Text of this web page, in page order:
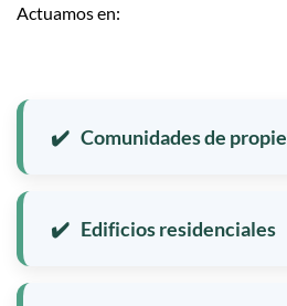
Actuamos en:
Comunidades de
Edificios residenciales